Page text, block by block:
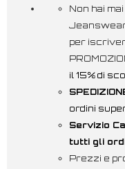
Non hai
per
il 15% di
ordini
Servizio
tutti gli
Prezzi e